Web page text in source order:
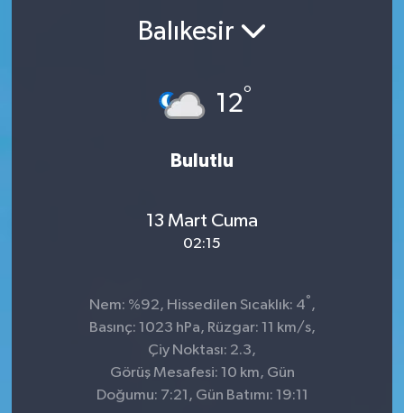
Balıkesir
12°
Bulutlu
13 Mart Cuma
02:15
Nem: %92, Hissedilen Sıcaklık: 4° ,
Basınç: 1023 hPa, Rüzgar: 11 km/s,
Çiy Noktası: 2.3,
Görüş Mesafesi: 10 km, Gün
Doğumu: 7:21, Gün Batımı: 19:11
Sağlık
Son Dakika